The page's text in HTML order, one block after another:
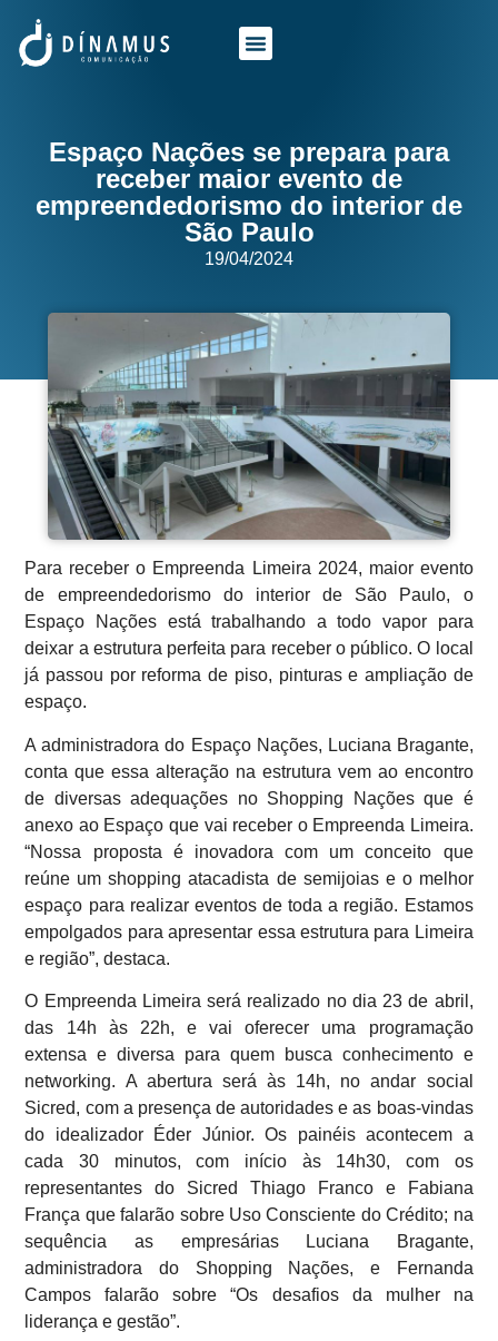
Espaço Nações se prepara para
receber maior evento de
empreendedorismo do interior de
São Paulo
19/04/2024
Para receber o Empreenda Limeira 2024, maior evento
de empreendedorismo do interior de São Paulo, o
Espaço Nações está trabalhando a todo vapor para
deixar a estrutura perfeita para receber o público. O local
já passou por reforma de piso, pinturas e ampliação de
espaço.
A administradora do Espaço Nações, Luciana Bragante,
conta que essa alteração na estrutura vem ao encontro
de diversas adequações no Shopping Nações que é
anexo ao Espaço que vai receber o Empreenda Limeira.
“Nossa proposta é inovadora com um conceito que
reúne um shopping atacadista de semijoias e o melhor
espaço para realizar eventos de toda a região. Estamos
empolgados para apresentar essa estrutura para Limeira
e região”, destaca.
O Empreenda Limeira será realizado no dia 23 de abril,
das 14h às 22h, e vai oferecer uma programação
extensa e diversa para quem busca conhecimento e
networking. A abertura será às 14h, no andar social
Sicred, com a presença de autoridades e as boas-vindas
do idealizador Éder Júnior. Os painéis acontecem a
cada 30 minutos, com início às 14h30, com os
representantes do Sicred Thiago Franco e Fabiana
França que falarão sobre Uso Consciente do Crédito; na
sequência as empresárias Luciana Bragante,
administradora do Shopping Nações, e Fernanda
Campos falarão sobre “Os desafios da mulher na
liderança e gestão”.